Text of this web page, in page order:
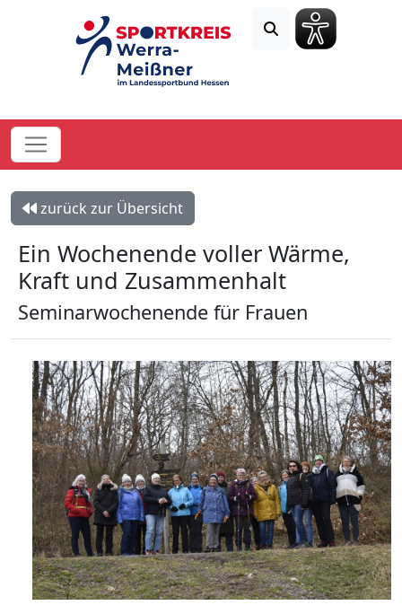
zurück zur Übersicht
Ein Wochenende voller Wärme,
Kraft und Zusammenhalt
Seminarwochenende für Frauen